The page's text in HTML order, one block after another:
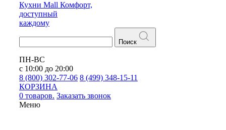
Кухни Mall Комфорт,
доступный
каждому
Поиск
ПН-ВС
с 10:00 до 20:00
8 (800) 302-77-06 8 (499) 348-15-11
КОРЗИНА
0 товаров. Заказать звонок
Меню